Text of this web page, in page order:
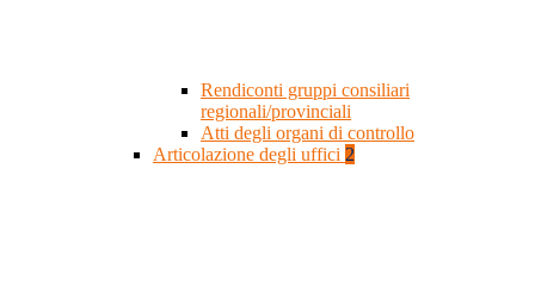
Rendiconti gruppi consiliari
regionali/provinciali
Atti degli organi di controllo
Articolazione degli uffici 2